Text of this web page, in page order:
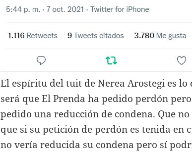
El espíritu del tuit de Nerea Arostegi es
será que El Prenda ha pedido perdón
pedido una reducción de condena. Que
que si su petición de perdón es tenida en
no vería reducida su condena pero sí